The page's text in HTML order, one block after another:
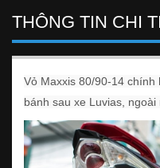
THÔNG TIN CHI
Vỏ Maxxis 80/90-14
bánh sau xe Luvias,